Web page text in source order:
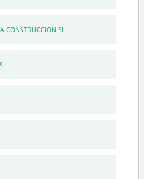
CONSTRUCCION SL